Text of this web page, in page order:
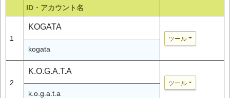
ID・アカウント名
1
KOGATA
ツール
kogata
2
K.O.G.A.T.A
ツール
k.o.g.a.t.a